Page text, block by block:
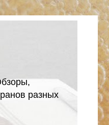
разных